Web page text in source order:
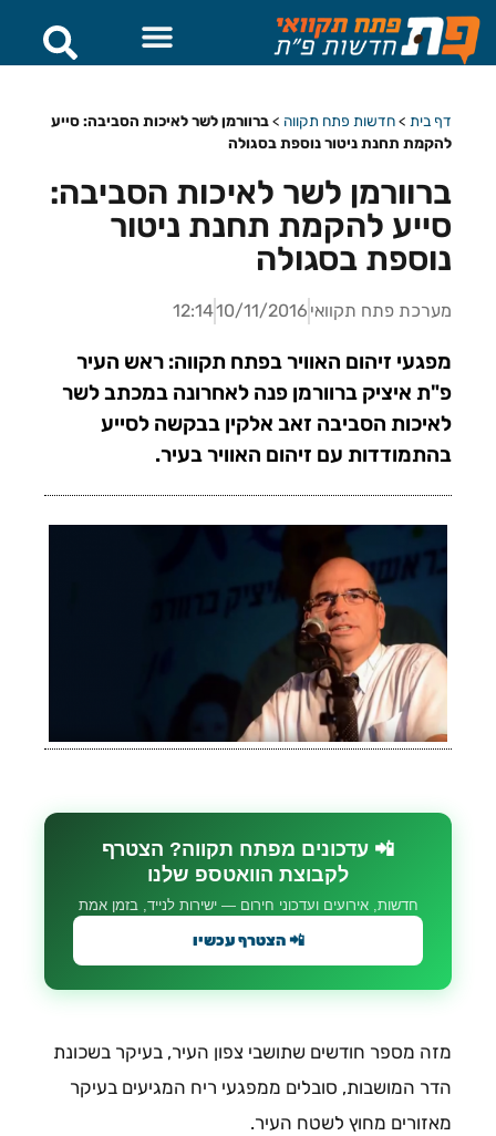
דף בית >חדשות פתח תקווה >ברוורמן לשר לאיכות הסביבה: סייע
להקמת תחנת ניטור נוספת בסגולה
ברוורמן לשר לאיכות הסביבה:
סייע להקמת תחנת ניטור
נוספת בסגולה
מערכת פתח תקוואי 10/11/2016
12:14
מפגעי זיהום האוויר בפתח תקווה: ראש העיר
פ"ת איציק ברוורמן פנה לאחרונה במכתב לשר
לאיכות הסביבה זאב אלקין בבקשה לסייע
בהתמודדות עם זיהום האוויר בעיר.
📲 עדכונים מפתח תקווה? הצטרף
לקבוצת הוואטספ שלנו
חדשות, אירועים ועדכוני חירום — ישירות לנייד, בזמן אמת
📲 הצטרף עכשיו
מזה מספר חודשים שתושבי צפון העיר, בעיקר בשכונת
הדר המושבות, סובלים ממפגעי ריח המגיעים בעיקר
מאזורים מחוץ לשטח העיר.